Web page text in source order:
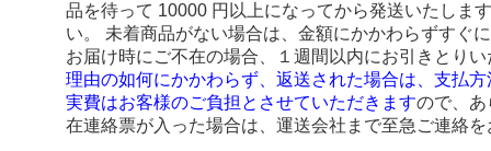
品を待って 10000 円以上になってから発送いたしま
い。 未着商品がない場合は、金額にかかわらずすぐ
お届け時にご不在の場合、１週間以内にお引きとり
理由の如何にかかわらず、返送された場合は、支払
実費はお客様のご負担とさせていただきますので、あ
在連絡票が入った場合は、運送会社まで至急ご連絡